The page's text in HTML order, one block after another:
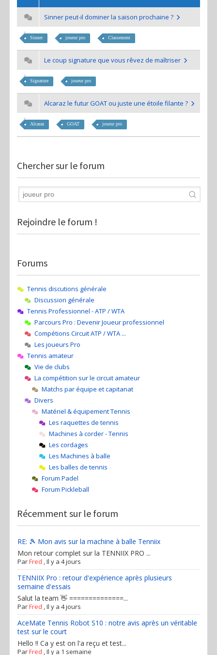
Sinner peut-il dominer la saison prochaine ?
Sinner joueur pro Classement
Le coup signature que vous rêvez de maîtriser
Signature joueur pro
Alcaraz le futur GOAT ou juste une étoile filante ?
Alcaraz GOAT joueur pro
Chercher sur le forum
Rejoindre le forum !
Forums
Tennis discutions générale
Discussion générale
Tennis Professionnel - ATP / WTA
Parcours Pro : Devenir Joueur professionnel
Compétions Circuit ATP / WTA ...
Les joueurs Pro
Tennis amateur
Vie de clubs
La compétition sur le circuit amateur
Matchs par équipe et capitanat
Divers
Matériel & équipement Tennis
Les raquettes de tennis
Machines à corder - Tennis
Les cordages
Les Machines à balle
Les balles de tennis
Forum Padel
Forum Pickleball
Récemment sur le forum
RE: 🎾 Mon avis sur la machine à balle Tenniix
Mon retour complet sur la TENNIIX PRO ...
ParFred ,Il y a 4 jours
TENNIIX Pro : retour d'expérience après plusieurs
semaine d'essais
Salut la team 👋 ==============...
ParFred ,Il y a 4 jours
AceMate Tennis Robot S10 : notre avis après un véritable
test sur le court
Hello !! Ca y est on l'a reçu et test...
ParFred ,Il y a 1 semaine